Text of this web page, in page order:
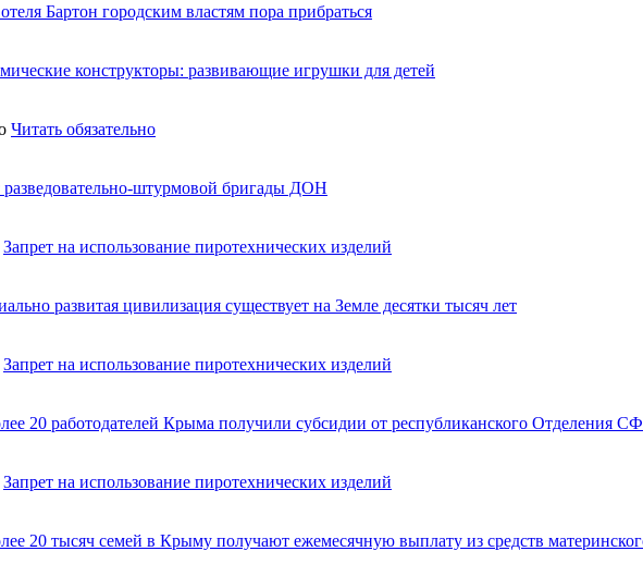
Бартон городским властям пора прибраться
конструкторы: развивающие игрушки для детей
Читать обязательно
штурмовой бригады ДОН
Запрет на использование пиротехнических изделий
развитая цивилизация существует на Земле десятки тысяч лет
Запрет на использование пиротехнических изделий
20 работодателей Крыма получили субсидии от республиканского Отделения
Запрет на использование пиротехнических изделий
20 тысяч семей в Крыму получают ежемесячную выплату из средств